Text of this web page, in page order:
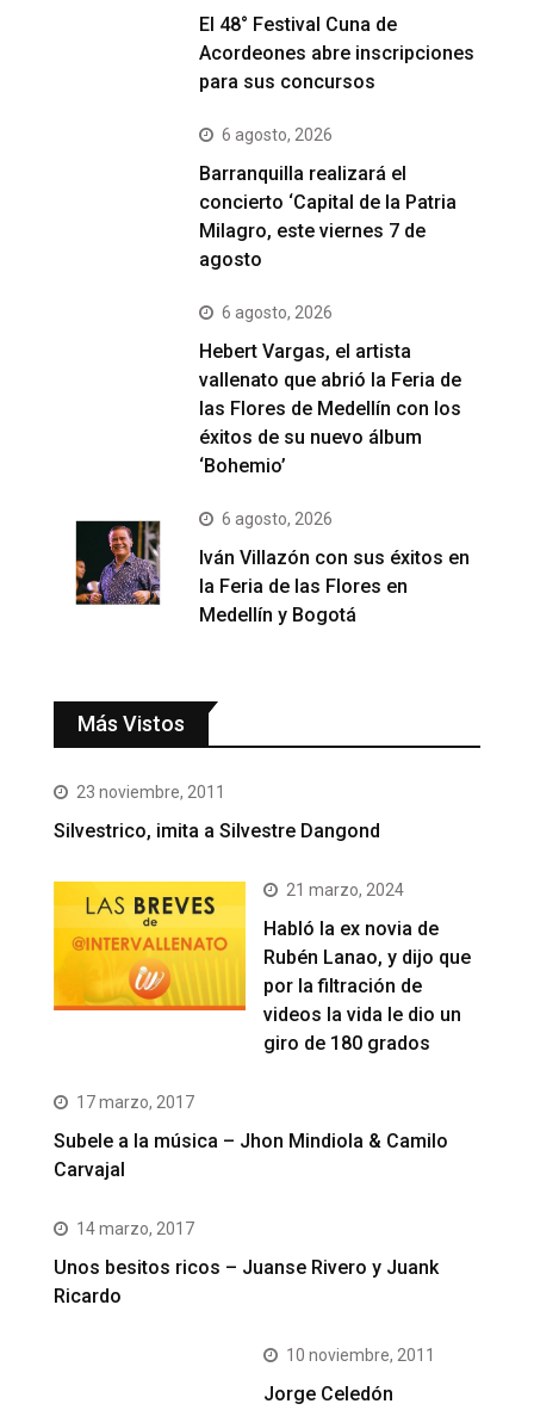
El 48° Festival Cuna de
Acordeones abre inscripciones
para sus concursos
6 agosto, 2026
Barranquilla realizará el
concierto ‘Capital de la Patria
Milagro, este viernes 7 de
agosto
6 agosto, 2026
Hebert Vargas, el artista
vallenato que abrió la Feria de
las Flores de Medellín con los
éxitos de su nuevo álbum
‘Bohemio’
6 agosto, 2026
Iván Villazón con sus éxitos en
la Feria de las Flores en
Medellín y Bogotá
Más Vistos
23 noviembre, 2011
Silvestrico, imita a Silvestre Dangond
21 marzo, 2024
Habló la ex novia de
Rubén Lanao, y dijo que
por la filtración de
videos la vida le dio un
giro de 180 grados
17 marzo, 2017
Subele a la música – Jhon Mindiola & Camilo
Carvajal
14 marzo, 2017
Unos besitos ricos – Juanse Rivero y Juank
Ricardo
10 noviembre, 2011
Jorge Celedón